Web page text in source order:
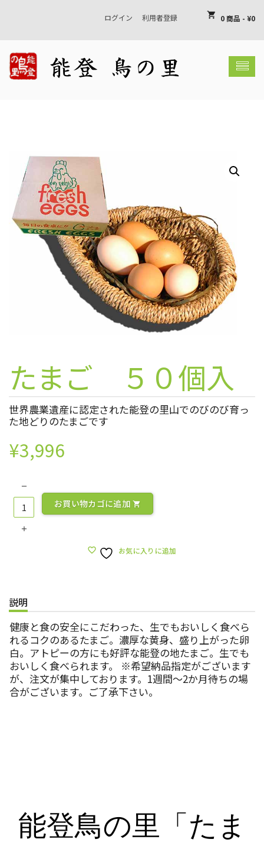
shopping_cart 0 商品 - ¥0
shopping_basket
ログイン 利用者登録
たまご ５０個入
世界農業遺産に認定された能登の里山でのびのび育っ
た地どりのたまごです
¥3,996
お買い物カゴに追加 shopping_cart
お気に入りに追加
説明
健康と食の安全にこだわった、生でもおいしく食べら
れるコクのあるたまご。濃厚な黄身、盛り上がった卵
白。アトピーの方にも好評な能登の地たまご。生でも
おいしく食べられます。 ※希望納品指定がございます
が、注文が集中しております。1週間〜2か月待ちの場
合がございます。ご了承下さい。
能登鳥の里「たま